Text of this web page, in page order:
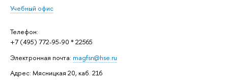
Учебный офис
Телефон:
+7 (495) 772-95-90 * 22565
Электронная почта: magfsn@hse.ru
Адрес: Мясницкая 20, каб. 216